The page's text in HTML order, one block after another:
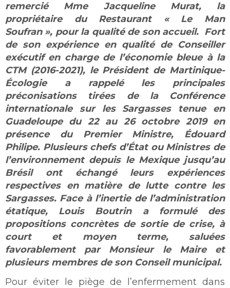
remercié Mme Jacqueline Murat, la
propriétaire du Restaurant « Le Man
Soufran », pour la qualité de son accueil. Fort
de son expérience en qualité de Conseiller
exécutif en charge de l’économie bleue à la
CTM (2016-2021), le Président de Martinique-
Écologie a rappelé les principales
préconisations tirées de la Conférence
internationale sur les Sargasses tenue en
Guadeloupe du 22 au 26 octobre 2019 en
présence du Premier Ministre, Édouard
Philipe. Plusieurs chefs d’État ou Ministres de
l’environnement depuis le Mexique jusqu’au
Brésil ont échangé leurs expériences
respectives en matière de lutte contre les
Sargasses. Face à l’inertie de l’administration
étatique, Louis Boutrin a formulé des
propositions concrètes de sortie de crise, à
court et moyen terme, saluées
favorablement par Monsieur le Maire et
plusieurs membres de son Conseil municipal.
Pour éviter le piège de l’enfermement dans